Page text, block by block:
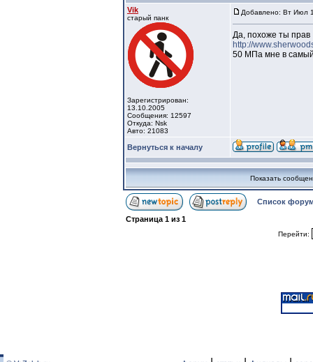
Vik
старый панк
Зарегистрирован:
13.10.2005
Сообщения: 12597
Откуда: Nsk
Авто: 21083
Добавлено: Вт Июл
Да, похоже ты прав
http://
50 МПа мне в
Вернуться к началу
Показать
Список
Страница 1 из 1
Перейти: